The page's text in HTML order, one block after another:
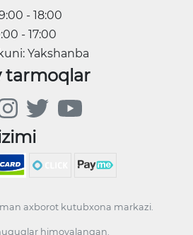
- 18:00
- 17:00
Yakshanba
tarmoqlar
axborot kutubxona markazi.
himoyalangan.